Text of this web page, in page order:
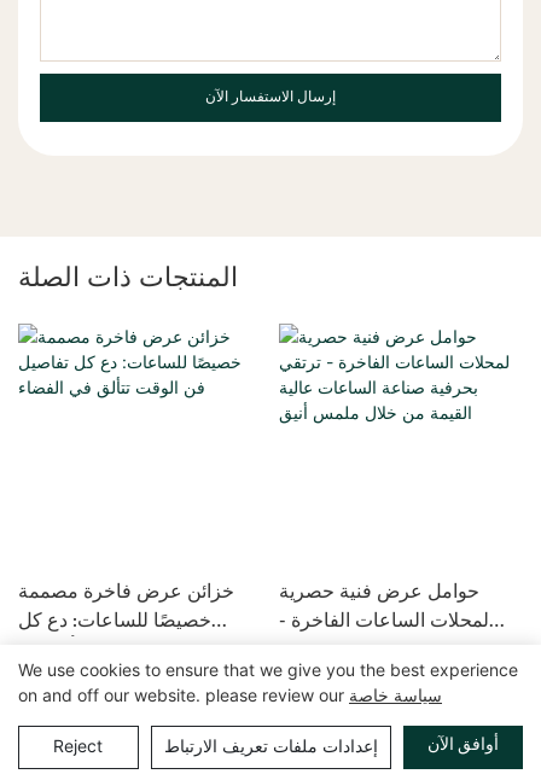
إرسال الاستفسار الآن
المنتجات ذات الصلة
خزائن عرض فاخرة مصممة
خصيصًا للساعات: دع كل
الفضاء
حوامل عرض فنية حصرية
لمحلات الساعات الفاخرة -
عالية القيمة من خلال ملمس
أنيق
حقوق الطبع والنشر © 2025 GuangZhou LUXE Showcases
www.luxeshowcases.com |
خريطة الموقع | سياسة الخصوصية
We use cookies to ensure that we give you the best experience
on and off our website. please review our سياسة خاصة
Reject إعدادات ملفات تعريف الارتباط أوافق الآن